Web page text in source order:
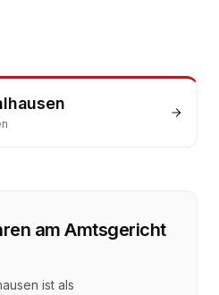
am Amtsgericht
ist als